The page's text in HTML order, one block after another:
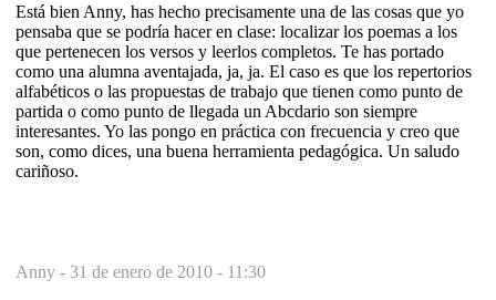
Está bien Anny, has hecho precisamente una de las cosas que yo
pensaba que se podría hacer en clase: localizar los poemas a los
que pertenecen los versos y leerlos completos. Te has portado
como una alumna aventajada, ja, ja. El caso es que los repertorios
alfabéticos o las propuestas de trabajo que tienen como punto de
partida o como punto de llegada un Abcdario son siempre
interesantes. Yo las pongo en práctica con frecuencia y creo que
son, como dices, una buena herramienta pedagógica. Un saludo
cariñoso.
Anny - 31 de enero de 2010 - 11:30